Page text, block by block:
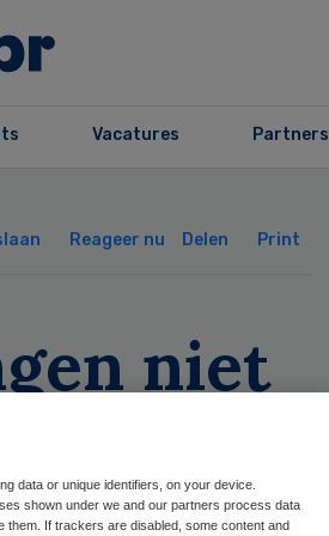
Vacatures Partners
Reageer nu Delen Print
niet
data or unique identifiers, on your device.
shown under we and our partners process data
them. If trackers are disabled, some content and